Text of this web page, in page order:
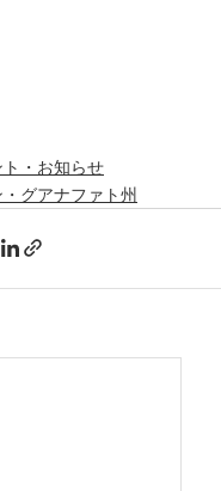
ト・お知らせ
・グアナファト州